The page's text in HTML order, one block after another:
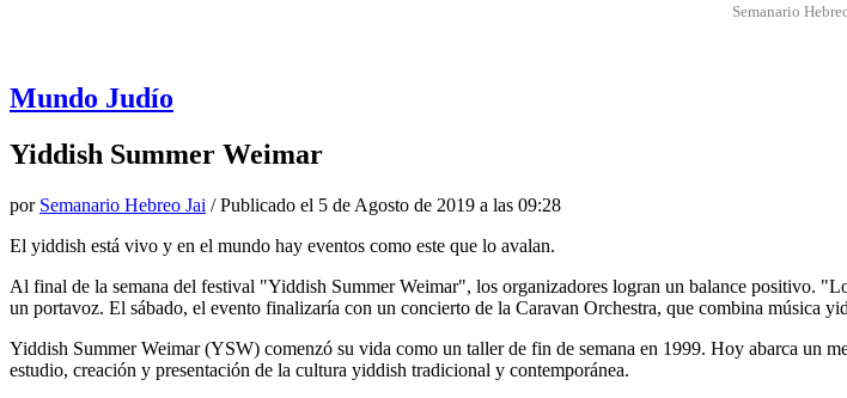
Semanario
Mundo Judío
Yiddish Summer Weimar
por Semanario Hebreo Jai / Publicado el 5 de Agosto de 2019 a las 09:28
El yiddish está vivo y en el mundo hay eventos como este que lo avalan.
Al final de la semana del festival "Yiddish Summer Weimar", los organizadores logran un balance positivo.
un portavoz. El sábado, el evento finalizaría con un concierto de la Caravan Orchestra, que combina música
Yiddish Summer Weimar (YSW) comenzó su vida como un taller de fin de semana en 1999. Hoy abarca un
estudio, creación y presentación de la cultura yiddish tradicional y contemporánea.